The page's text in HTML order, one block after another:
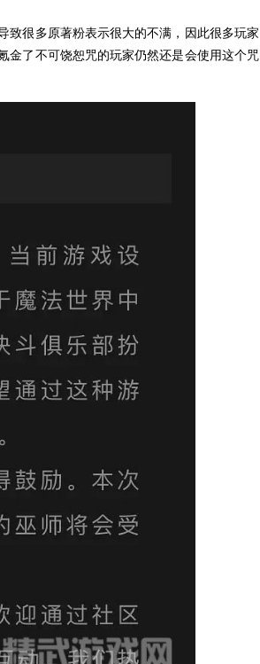
致很多原著粉表示很大的不满，因此很多玩家
金了不可饶恕咒的玩家仍然还是会使用这个咒